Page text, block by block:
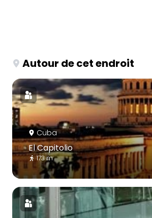
Autour de cet endroit
Cuba
El Capitolio
173 m